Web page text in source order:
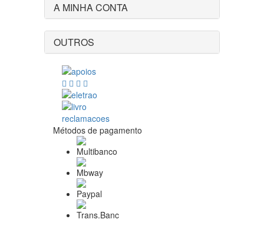
A MINHA CONTA
OUTROS
Métodos de pagamento